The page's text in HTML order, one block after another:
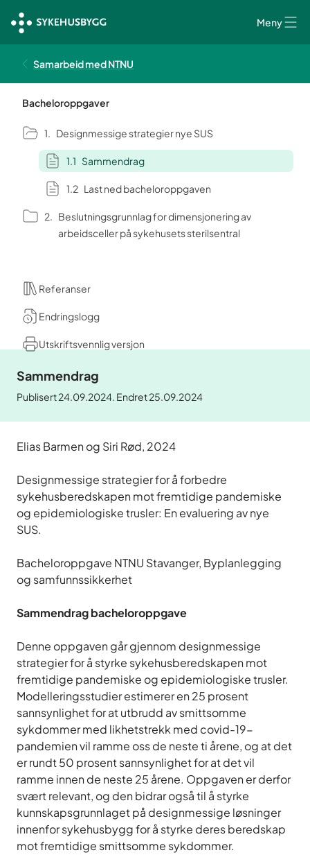
Meny
Samarbeid med NTNU
Bacheloroppgaver
Designmessige strategier nye SUS
Sammendrag
Last ned bacheloroppgaven
Beslutningsgrunnlag for dimensjonering av
arbeidsceller på sykehusets sterilsentral
Referanser
Endringslogg
Utskriftsvennlig versjon
Sammendrag
Publisert 24.09.2024. Endret 25.09.2024
Elias Barmen og Siri Rød, 2024
Designmessige strategier for å forbedre
sykehusberedskapen mot fremtidige pandemiske
og epidemiologiske trusler: En evaluering av nye
SUS.
Bacheloroppgave NTNU Stavanger, Byplanlegging
og samfunnssikkerhet
Sammendrag bacheloroppgave
Denne oppgaven går gjennom designmessige
strategier for å styrke sykehusberedskapen mot
fremtidige pandemiske og epidemiologiske trusler.
Modelleringsstudier estimerer en 25 prosent
sannsynlighet for at utbrudd av smittsomme
sykdommer med likhetstrekk med covid-19-
pandemien vil ramme oss de neste ti årene, og at det
er rundt 50 prosent sannsynlighet for at det vil
ramme innen de neste 25 årene. Oppgaven er derfor
svært relevant, og den bidrar også til å styrke
kunnskapsgrunnlaget på designmessige løsninger
innenfor sykehusbygg for å styrke deres beredskap
mot fremtidige smittsomme sykdommer.